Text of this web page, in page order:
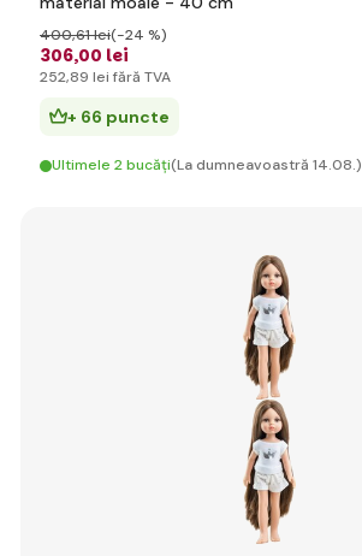
306,00 lei
400,61 lei(-24 %)
252,89 lei fără TVA
+ 66 puncte
Ultimele 2 bucăți(La dumneavoastră 14.08.)